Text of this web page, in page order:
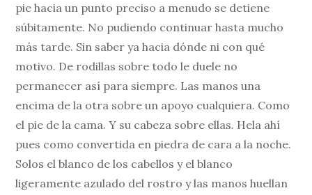
pie hacia un punto preciso a menudo se detiene
súbitamente. No pudiendo continuar hasta mucho
más tarde. Sin saber ya hacia dónde ni con qué
motivo. De rodillas sobre todo le duele no
permanecer así para siempre. Las manos una
encima de la otra sobre un apoyo cualquiera. Como
el pie de la cama. Y su cabeza sobre ellas. Hela ahí
pues como convertida en piedra de cara a la noche.
Solos el blanco de los cabellos y el blanco
ligeramente azulado del rostro y las manos huellan